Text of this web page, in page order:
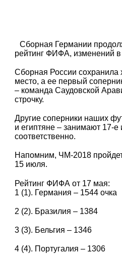
Сборная Германии
рейтинг ФИФА, изменений
Сборная России сохранила
место, а ее первый
– команда Саудовской
строчку.
Другие соперники наших
и египтяне – занимают 17-е
соответственно.
Напомним, ЧМ-2018
15 июля.
Рейтинг ФИФА от 17 мая:
1 (1). Германия – 1544 очка
2 (2). Бразилия – 1384
3 (3). Бельгия – 1346
4 (4). Португалия – 1306